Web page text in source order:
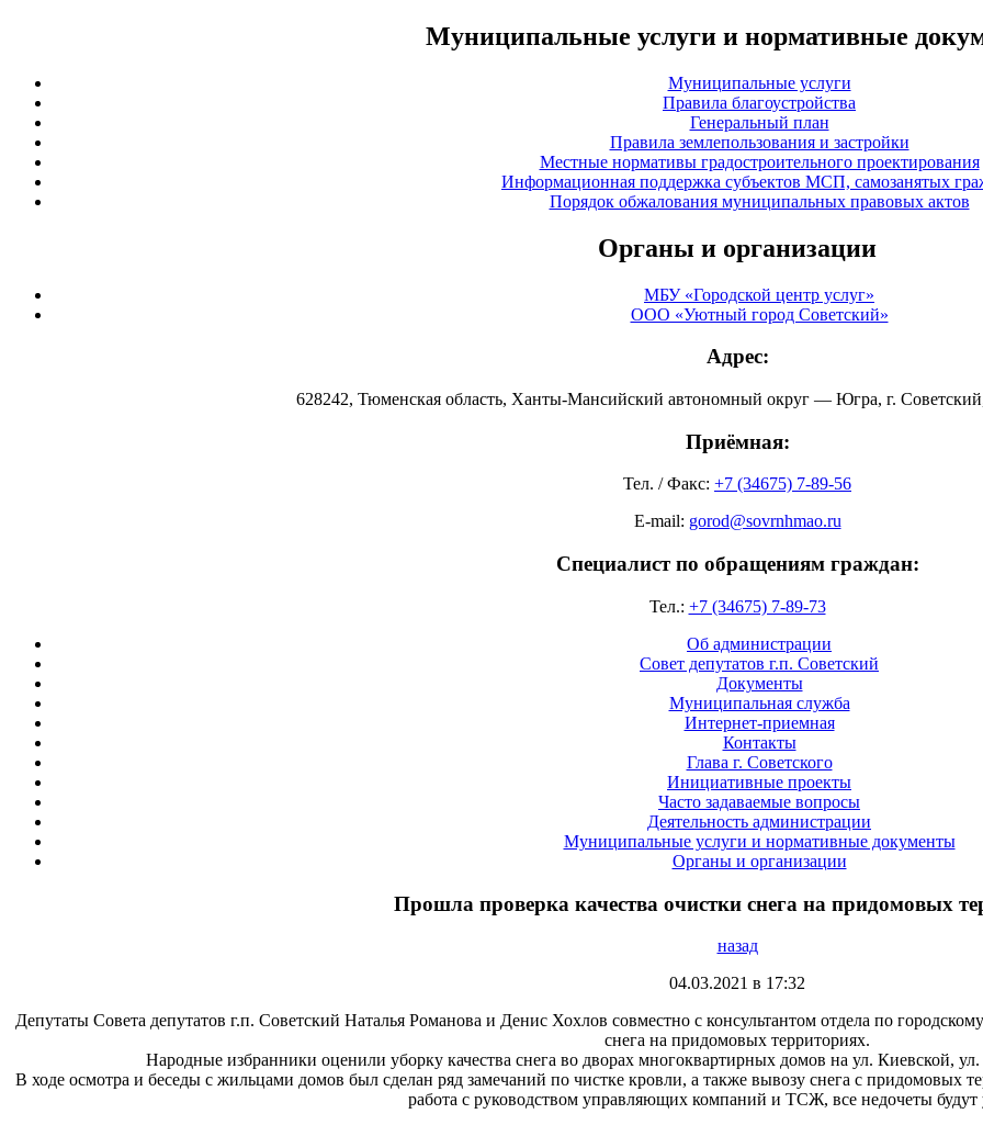
Муниципальные услуги и нормативные
Муниципальные услуги
Правила благоустройства
Генеральный план
Правила землепользования и застройки
Местные нормативы градостроительного проектирования
Информационная поддержка субъектов МСП, самозанятых
Порядок обжалования муниципальных правовых актов
Органы и организации
МБУ «Городской центр услуг»
ООО «Уютный город Советский»
Адрес:
628242, Тюменская область, Ханты-Мансийский автономный округ — Югра, г.
Приёмная:
Тел. / Факс: +7 (34675) 7-89-56
E-mail: gorod@sovrnhmao.ru
Специалист по обращениям граждан:
Тел.: +7 (34675) 7-89-73
Об администрации
Совет депутатов г.п. Советский
Документы
Муниципальная служба
Интернет-приемная
Контакты
Глава г. Советского
Инициативные проекты
Часто задаваемые вопросы
Деятельность администрации
Муниципальные услуги и нормативные документы
Органы и организации
Прошла проверка качества очистки снега на придомовых
назад
04.03.2021 в 17:32
Депутаты Совета депутатов г.п. Советский Наталья Романова и Денис Хохлов совместно с консультантом отдела по
снега на придомовых территориях.
Народные избранники оценили уборку качества снега во дворах многоквартирных домов на ул. Киевской,
В ходе осмотра и беседы с жильцами домов был сделан ряд замечаний по чистке кровли, а также вывозу снега с придомовых
работа с руководством управляющих компаний и ТСЖ, все недочеты будут